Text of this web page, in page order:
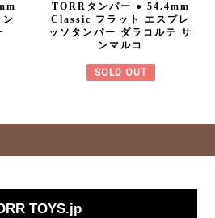
TORRタンパー ● 54.4mm
Classic フラット エスプレ
ッソタンパー ダラコルテ サ
ンマルコ
SOLD OUT
TOYS.jp